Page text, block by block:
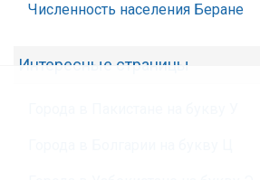
Численность населения Беране
Интересные страницы